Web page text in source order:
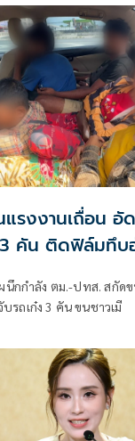
อันตรายเศรษฐกิจ
รงงานเถื่อน อั
คัน ติดฟิล์มทึบ
นึกกำลัง ตม.-ปทส. สกัด
บรถเก๋ง 3 คัน ขนชาวเมี